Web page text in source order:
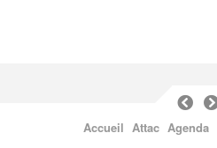
Accueil Attac Agenda